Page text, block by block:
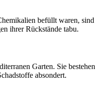
befüllt waren, sind
ihrer Rückstände tabu.
Garten. Sie bestehen
absondert.